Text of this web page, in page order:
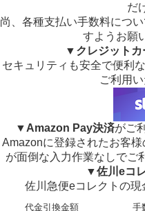
だ
尚、各種支払い手数料につ
すようお願
▼ クレジット
セキュリティも安全で便利
ご利用い
▼ Amazon Pay決済がご
Amazonに登録されたお客
が面倒な入力作業なしでご
▼佐川eコ
佐川急便eコレクト の現
代金引換金額 手